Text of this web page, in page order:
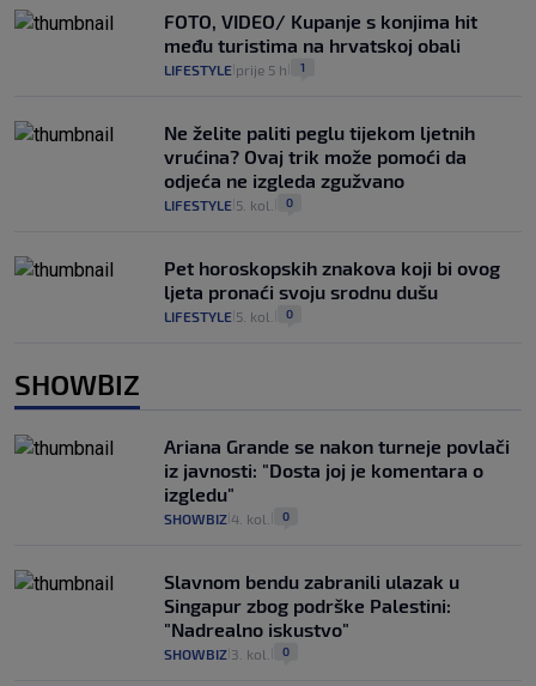
FOTO, VIDEO/ Kupanje s konjima hit
među turistima na hrvatskoj obali
LIFESTYLE prije 5 h 1
Ne želite paliti peglu tijekom ljetnih
vrućina? Ovaj trik može pomoći da
odjeća ne izgleda zgužvano
LIFESTYLE 5. kol. 0
Pet horoskopskih znakova koji bi ovog
ljeta pronaći svoju srodnu dušu
LIFESTYLE 5. kol. 0
SHOWBIZ
Ariana Grande se nakon turneje povlači
iz javnosti: "Dosta joj je komentara o
izgledu"
SHOWBIZ 4. kol. 0
Slavnom bendu zabranili ulazak u
Singapur zbog podrške Palestini:
"Nadrealno iskustvo"
SHOWBIZ 3. kol. 0